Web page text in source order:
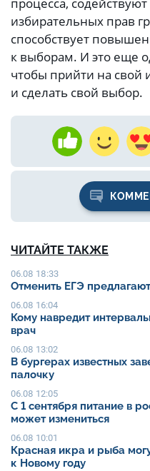
процесса,
избирательных прав
способствует
к выборам. И это еще
чтобы прийти на свой
и сделать свой выбор.
ЧИТАЙТЕ ТАКЖЕ
06.08 18:33
Отменить ЕГЭ
06.08 16:04
Кому навредит
врач
06.08 13:02
В бургерах известных
палочку
06.08 12:05
С 1 сентября питание в
может измениться
06.08 10:01
Красная икра и рыба
к Новому году